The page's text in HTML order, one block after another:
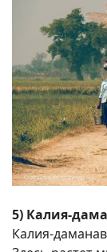
5) Калия-
Калия-